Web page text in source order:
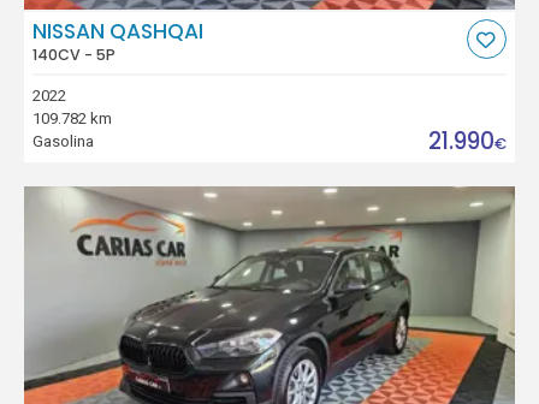
NISSAN QASHQAI
140CV - 5P
2022
109.782 km
Gasolina
21.990€